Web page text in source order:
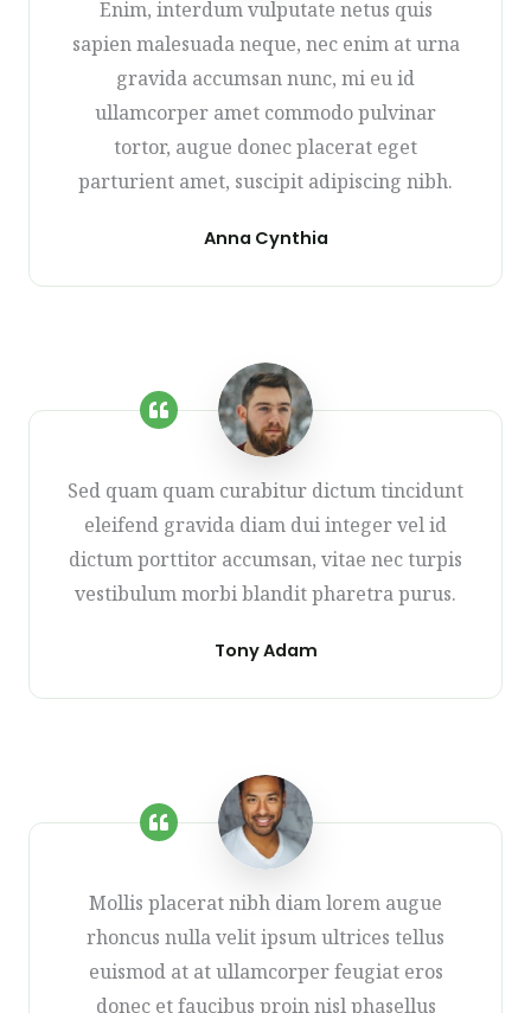
Enim, interdum vulputate netus quis
sapien malesuada neque, nec enim at urna
gravida accumsan nunc, mi eu id
ullamcorper amet commodo pulvinar
tortor, augue donec placerat eget
parturient amet, suscipit adipiscing nibh.
Anna Cynthia
Sed quam quam curabitur dictum tincidunt
eleifend gravida diam dui integer vel id
dictum porttitor accumsan, vitae nec turpis
vestibulum morbi blandit pharetra purus.
Tony Adam
Mollis placerat nibh diam lorem augue
rhoncus nulla velit ipsum ultrices tellus
euismod at at ullamcorper feugiat eros